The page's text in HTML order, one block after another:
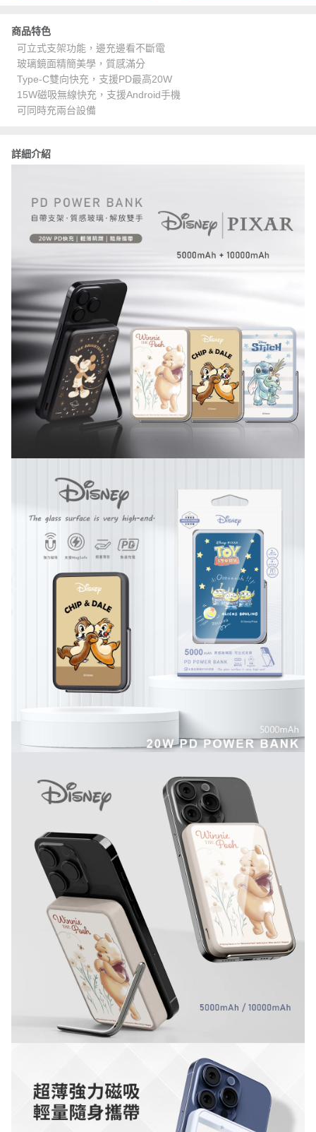
商品特色
可立式支架功能，邊充邊看不斷電
玻璃鏡面精簡美學，質感滿分
Type-C雙向快充，支援PD最高20W
15W磁吸無線快充，支援Android手機
可同時充兩台設備
詳細介紹